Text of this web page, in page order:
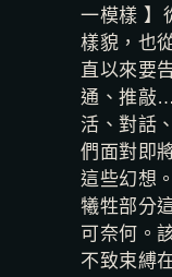
一模樣 】
樣貌，也
直以來要
通、推敲
活、對話
們面對即
這些幻想
犧牲部分
可奈何。
不致束縛